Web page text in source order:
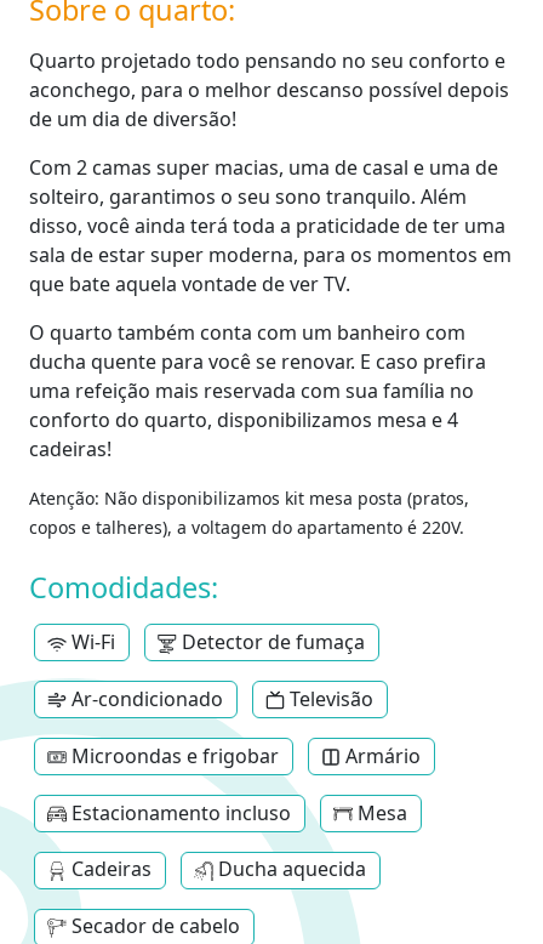
Sobre o quarto:
Quarto projetado todo pensando no seu conforto e
aconchego, para o melhor descanso possível depois
de um dia de diversão!
Com 2 camas super macias, uma de casal e uma de
solteiro, garantimos o seu sono tranquilo. Além
disso, você ainda terá toda a praticidade de ter uma
sala de estar super moderna, para os momentos em
que bate aquela vontade de ver TV.
O quarto também conta com um banheiro com
ducha quente para você se renovar. E caso prefira
uma refeição mais reservada com sua família no
conforto do quarto, disponibilizamos mesa e 4
cadeiras!
Atenção: Não disponibilizamos kit mesa posta (pratos,
copos e talheres), a voltagem do apartamento é 220V.
Comodidades:
Wi-Fi Detector de fumaça
Ar-condicionado Televisão
Microondas e frigobar Armário
Estacionamento incluso Mesa
Cadeiras Ducha aquecida
Secador de cabelo